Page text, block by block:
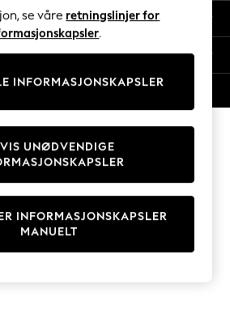
Hoodies
se våre retningslinjer for
.
INFORMASJONSKAPSLER
INFORMASJONSKAPSLER
MANUELT
UNØDVENDIGE